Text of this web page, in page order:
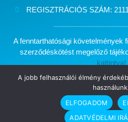
REGISZTRÁCIÓS SZÁM:
A fenntarthatósági követelmények
szerződéskötést megelőző
kattintva!
Minden jog fenntartva: Kelet
Készítette:
A jobb felhasználói élmény
ELFOGADOM
ADATVÉDELMI